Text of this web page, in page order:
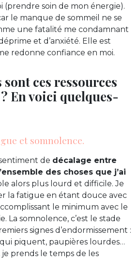
(prendre soin de mon énergie).
le manque de sommeil ne se
une fatalité me condamnant
et d’anxiété. Elle est
redonne confiance en moi.
ces ressources
En voici quelques-
et somnolence.
de décalage entre
des choses que j’ai
alors plus lourd et difficile. Je
la fatigue en étant douce avec
le minimum avec le
La somnolence, c’est le stade
signes d’endormissement :
piquent, paupières lourdes…
prends le temps de les